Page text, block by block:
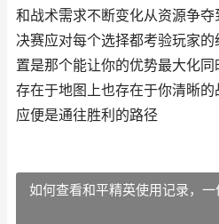
和战术需求不断变化从资源争夺
决赛应对每个选择都考验玩家
置是那个能让你的优势最大化
存在于地图上也存在于你清晰
应便是通往胜利的路径
如何查看和平精英使用记录，